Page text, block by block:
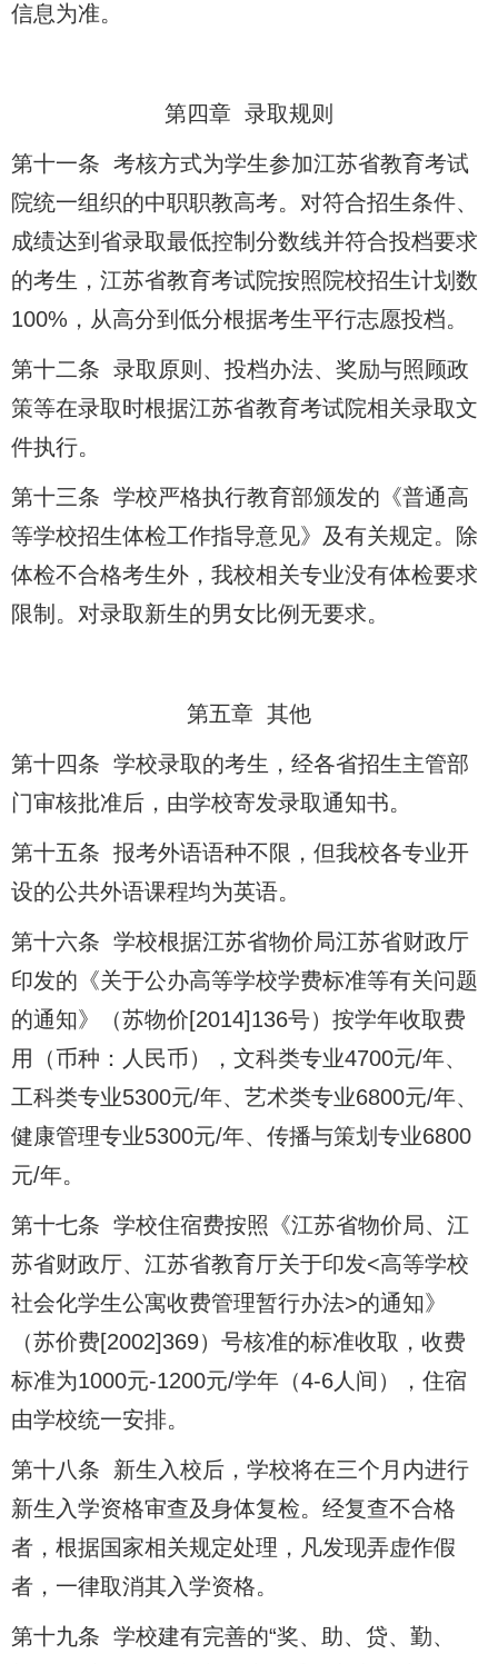
信息为准。
第四章 录取规则
第十一条 考核方式为学生参加江苏省教育考试
院统一组织的中职职教高考。对符合招生条件、
成绩达到省录取最低控制分数线并符合投档要求
的考生，江苏省教育考试院按照院校招生计划数
100%，从高分到低分根据考生平行志愿投档。
第十二条 录取原则、投档办法、奖励与照顾政
策等在录取时根据江苏省教育考试院相关录取文
件执行。
第十三条 学校严格执行教育部颁发的《普通高
等学校招生体检工作指导意见》及有关规定。除
体检不合格考生外，我校相关专业没有体检要求
限制。对录取新生的男女比例无要求。
第五章 其他
第十四条 学校录取的考生，经各省招生主管部
门审核批准后，由学校寄发录取通知书。
第十五条 报考外语语种不限，但我校各专业开
设的公共外语课程均为英语。
第十六条 学校根据江苏省物价局江苏省财政厅
印发的《关于公办高等学校学费标准等有关问题
的通知》（苏物价[2014]136号）按学年收取费
用（币种：人民币），文科类专业4700元/年、
工科类专业5300元/年、艺术类专业6800元/年、
健康管理专业5300元/年、传播与策划专业6800
元/年。
第十七条 学校住宿费按照《江苏省物价局、江
苏省财政厅、江苏省教育厅关于印发<高等学校
社会化学生公寓收费管理暂行办法>的通知》
（苏价费[2002]369）号核准的标准收取，收费
标准为1000元-1200元/学年（4-6人间），住宿
由学校统一安排。
第十八条 新生入校后，学校将在三个月内进行
新生入学资格审查及身体复检。经复查不合格
者，根据国家相关规定处理，凡发现弄虚作假
者，一律取消其入学资格。
第十九条 学校建有完善的“奖、助、贷、勤、